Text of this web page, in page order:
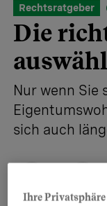
Rechtsratgeber
Die
Nur wenn Sie
sich auch
Teilen Merken
Ihre